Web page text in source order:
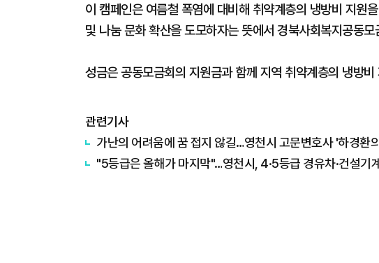
이 캠페인은 여름철 폭염에 대비해 취약계층의 냉방비 지원
및 나눔 문화 확산을 도모하자는 뜻에서 경북사회복지공동
성금은 공동모금회의 지원금과 함께 지역 취약계층의 냉방
관련기사
가난의 어려움에 꿈 접지 않길…영천시 고문변호사 '하경환
"5등급은 올해가 마지막"…영천시, 4·5등급 경유차·건설기